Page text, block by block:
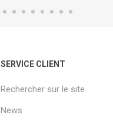
SERVICE CLIENT
Rechercher sur le site
News